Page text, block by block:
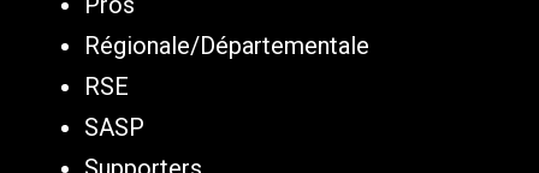
Régionale/Départementale
RSE
SASP